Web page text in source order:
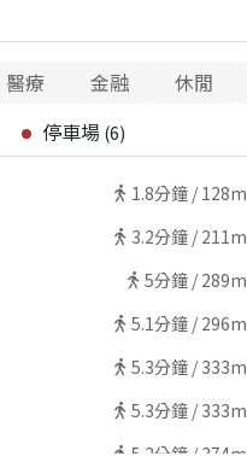
醫療 金融 休閒
停車場 (6)
1.8分鐘 / 128m
3.2分鐘 / 211m
5分鐘 / 289m
5.1分鐘 / 296m
5.3分鐘 / 333m
5.3分鐘 / 333m
5.2分鐘 / 374m